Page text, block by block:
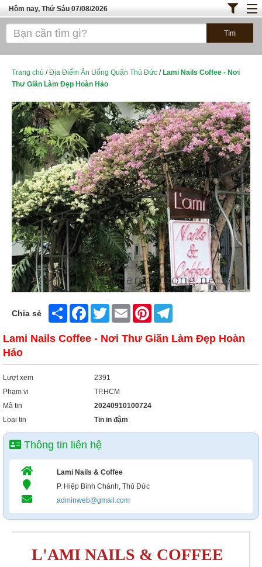
Hôm nay, Thứ Sáu 07/08/2026
Trang chủ
Bánh - Đồ Ăn Vặt
TOP QUÁN ĂN
ĐỊA ĐIỂM ĂN UỐNG HÀ NỘI
Trang chủ /Địa Điểm Ăn Uống Quận Thủ Đức / Lami Nails Coffee - Nơi
Thư Giãn Làm Đẹp Hoàn Hảo
Chia sẻ Share FacebookTwitter Email Pinterest
Lami Nails Coffee - Nơi Thư Giãn Làm Đẹp Hoàn
Hảo
Lượt xem
2391
Phạm vi
TP.HCM
Mã tin
20240910100724
Loại tin
Tin in đậm
Thông tin liên hệ
Lami Nails & Coffee
P. Hiệp Bình Chánh, Thủ Đức
adminweb@gmail.com
L'AMI NAILS & COFFEE